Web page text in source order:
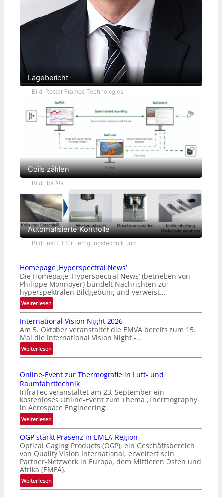
Lagebericht
Bild: Restar Framos Technologies
Coils zählen
Bild: iba AG
Automatisierte Kontrolle
Bild: Institut für Fertigungstechnik und
Homepage ‚Hyperspectral News‘
Die Homepage ‚Hyperspectral News‘ (betrieben von
Philippe Monnoyer) bündelt Nachrichten zur
hyperspektralen Bildgebung und verweist…
Weiterlesen:
H
o
m
e
p
a
e
‚
H
y
p
e
r
s
p
e
c
t
r
International Vision Night 2026
Am 5. Oktober veranstaltet die EMVA bereits zum 15.
Mal die International Vision Night -…
Weiterlesen:
I
t
e
r
n
a
t
o
n
a
l
V
i
Online-Event zur Thermografie in Luft- und
Raumfahrttechnik
InfraTec veranstaltet am 23. September ein
kostenloses Online-Event zum Thema ‚Thermography
in Aerospace Engineering‘.
Weiterlesen:
O
n
l
i
n
e
-
OGP stärkt Präsenz in EMEA-Region
Optical Gaging Products (OGP), ein Geschäftsbereich
von Quality Vision International, erweitert sein
Partner-Netzwerk in Europa, dem Mittleren Osten und
Afrika (EMEA).
Weiterlesen:
O